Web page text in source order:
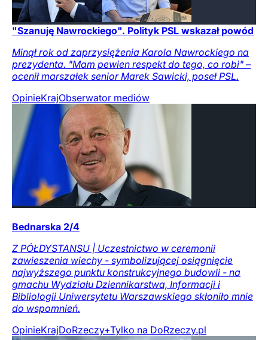
"Szanuję Nawrockiego". Polityk PSL wskazał powód
Minął rok od zaprzysiężenia Karola Nawrockiego na
prezydenta. "Mam pewien respekt do tego, co robi" –
ocenił marszałek senior Marek Sawicki, poseł PSL.
OpinieKrajObserwator mediów
Bednarska 2/4
Z PÓŁDYSTANSU | Uczestnictwo w ceremonii
zawieszenia wiechy - symbolizującej osiągnięcie
najwyższego punktu konstrukcyjnego budowli - na
gmachu Wydziału Dziennikarstwa, Informacji i
Bibliologii Uniwersytetu Warszawskiego skłoniło mnie
do wspomnień.
OpinieKrajDoRzeczy+Tylko na DoRzeczy.pl